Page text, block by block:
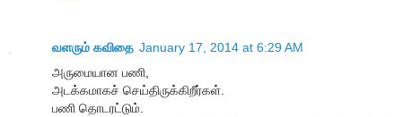
வளரும் கவிதை January 17, 2014 at 6:29 AM
அருமையான பணி,
அடக்கமாகச் செய்திருக்கிறீர்கள்.
பணி தொடரட்டும்.